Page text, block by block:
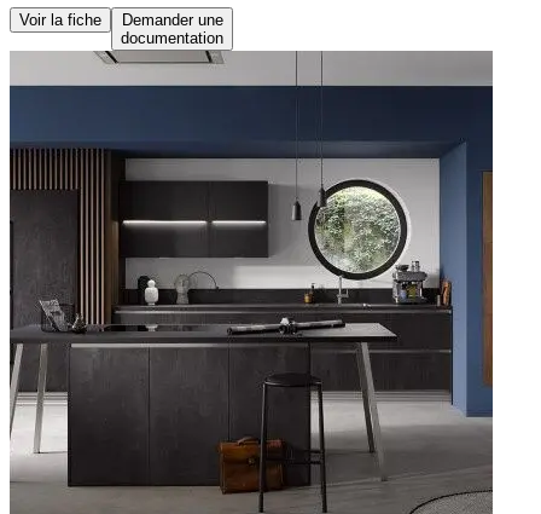
Voir la fiche
Demander une
documentation